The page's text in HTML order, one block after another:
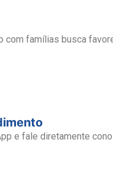
com famílias busca
e fale diretamente